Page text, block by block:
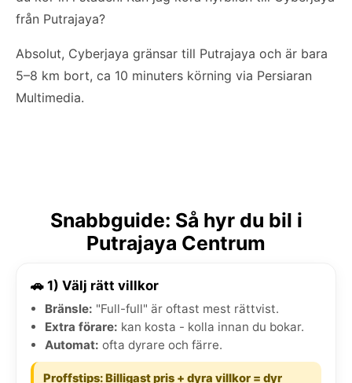
från Putrajaya?
Absolut, Cyberjaya gränsar till Putrajaya och är bara
5–8 km bort, ca 10 minuters körning via Persiaran
Multimedia.
Snabbguide: Så hyr du bil i
Putrajaya Centrum
🚗 1) Välj rätt villkor
Bränsle: "Full-full" är oftast mest rättvist.
Extra förare: kan kosta - kolla innan du bokar.
Automat: ofta dyrare och färre.
Proffstips: Billigast pris + dyra villkor = dyr